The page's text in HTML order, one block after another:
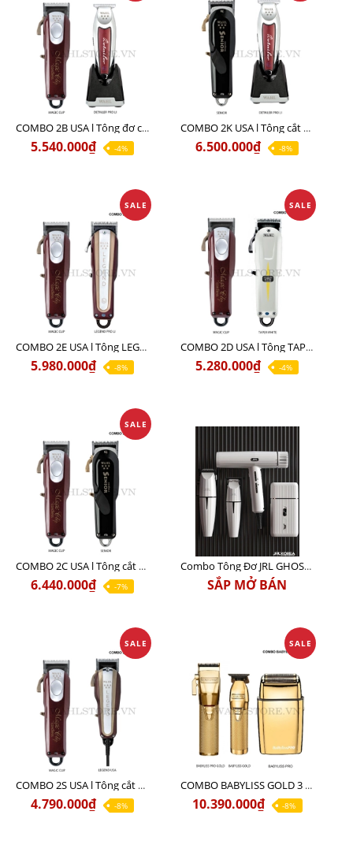
COMBO 2B USA l Tông đơ cắt Magic clip Red + Tông đơ viền Detailer Pro Li
5.540.000₫ -4%
COMBO 2K USA l Tông cắt SENIOR +Tông viền DETAILER PRO LI
6.500.000₫ -8%
SALE
COMBO 2E USA l Tông LEGEND PRO LI + Tông MAGIC CLIP
5.980.000₫ -8%
SALE
COMBO 2D USA l Tông TAPER WHITE + Tông MAGIC CLIP
5.280.000₫ -4%
SALE
COMBO 2C USA l Tông cắt Senior + Tông cắt Magic clip
6.440.000₫ -7%
Combo Tông Đơ JRL GHOST 3 Limited Edition Chính Hãng USA
SẮP MỞ BÁN
SALE
COMBO 2S USA l Tông cắt LEGEND USA CÓ DÂY 220V + Tông pin MAGIC CLIP
4.790.000₫ -8%
SALE
COMBO BABYLISS GOLD 3 cao cấp chính hãng
10.390.000₫ -8%